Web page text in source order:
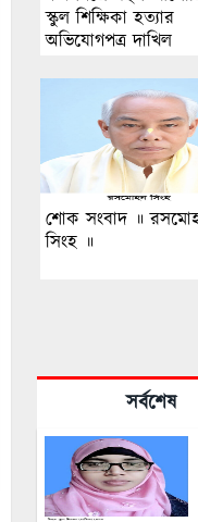
স্কুল শিক্ষিকা হত্যার
অভিযোগপত্র দাখিল
শোক সংবাদ ॥
সিংহ ॥
সর্বশেষ